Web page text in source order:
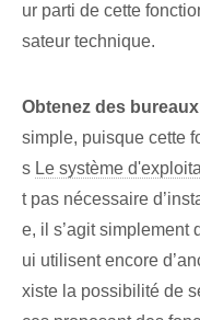
ur parti de cette
sateur technique.
Obtenez des
simple, puisque cette
s Le système
t pas nécessaire
e, il s’agit simplement
ui utilisent encore
xiste la possibilité de